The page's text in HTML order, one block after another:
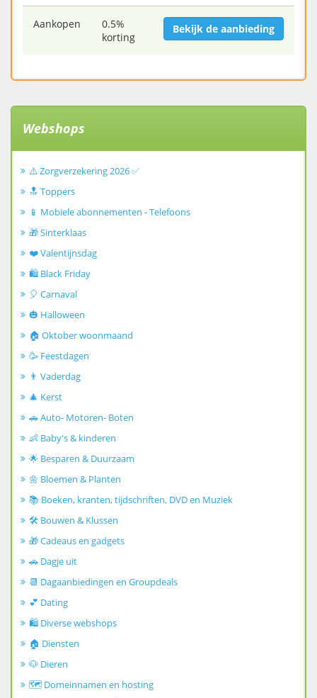
Aankopen
0.5%
korting
Bekijk de aanbieding
Webshops
⚠️ Zorgverzekering 2026 ✅
🔝 Toppers
📱 Mobiele abonnementen - Telefoons
🎁 Sinterklaas
❤️ Valentijnsdag
🛍️ Black Friday
🎈 Carnaval
🎃 Halloween
🏠 Oktober woonmaand
🥳 Feestdagen
👨 Vaderdag
🎄 Kerst
🚗 Auto- Motoren- Boten
👶 Baby's & kinderen
🌟 Besparen & Duurzaam
🌼 Bloemen & Planten
📚 Boeken, kranten, tijdschriften, DVD en Muziek
🛠️ Bouwen & Klussen
🎁 Cadeaus en gadgets
🚗 Dagje uit
📆 Dagaanbiedingen en Groupdeals
💕 Dating
🛍️ Diverse webshops
🏠 Diensten
🐶 Dieren
🗺️ Domeinnamen en hosting